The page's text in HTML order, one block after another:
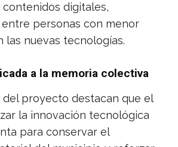
digitales,
personas con menor
las nuevas tecnologías.
a la memoria colectiva
del proyecto destacan que el
la innovación tecnológica
para conservar el